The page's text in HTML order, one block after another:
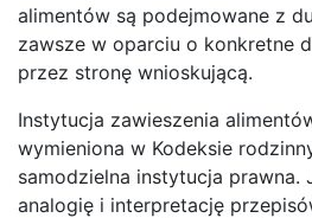
alimentów są podejmowane z
zawsze w oparciu o konkretne
przez stronę wnioskującą.
Instytucja zawieszenia
wymieniona w Kodeksie
samodzielna instytucja prawna.
analogię i interpretację